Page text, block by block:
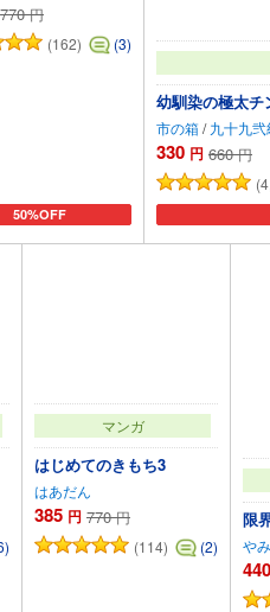
770 円
(162)
(3)
50%OFF
カートに追加
幼馴染の極太
市の箱/ 九十九弐
330 円 660 円
マンガ
はじめてのきもち3
はあだん
385 円 770 円
(114)
(2)
限
や
440